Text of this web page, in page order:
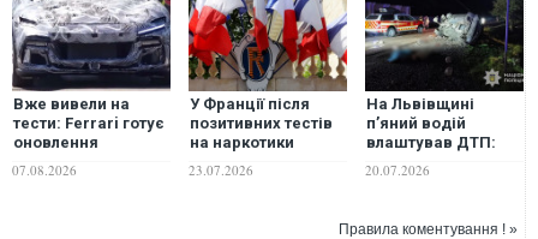
Вже вивели на
тести: Ferrari готує
оновлення
Purosangue. ВІДЕО
07.08.2026
У Франції після
позитивних тестів
на наркотики
кількох посадовців
23.07.2026
На Львівщині
п’яний водій
влаштував ДТП:
дівчини, ще двоє
20.07.2026
Правила коментування ! »